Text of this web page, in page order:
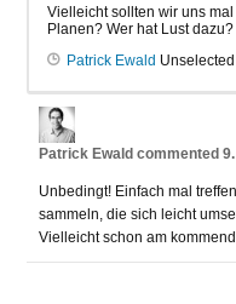
Vielleicht sollten wir uns
Planen? Wer hat Lust
Patrick Ewald
Patrick Ewald commented
Unbedingt! Einfach mal
sammeln, die sich leicht
Vielleicht schon am